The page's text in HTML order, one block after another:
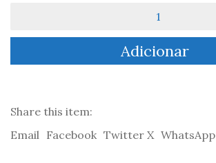
De
Valsa
José
Pires
Adicionar
Share this item:
Email Facebook Twitter X WhatsApp